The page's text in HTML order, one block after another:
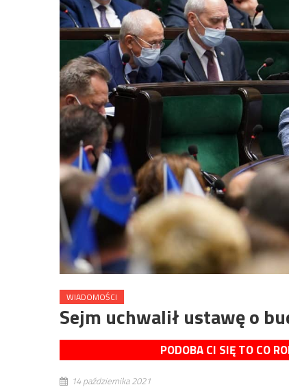
WIADOMOŚCI
Sejm uchwalił ustawę o
PODOBA CI SIĘ TO CO
14 października 2021